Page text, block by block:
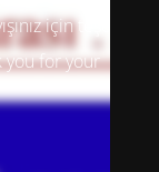
için teşekkür
you for your